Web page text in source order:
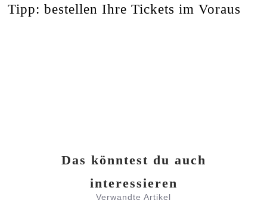
Tipp: bestellen Ihre Tickets im Voraus
Das könntest du auch
interessieren
Verwandte Artikel